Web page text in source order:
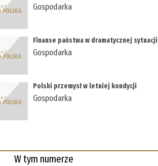
Gospodarka
Finanse państwa w dramatycznej sytuacji
Gospodarka
Polski przemysł w letniej kondycji
Gospodarka
W tym numerze